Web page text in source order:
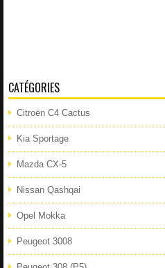
CATÉGORIES
Citroën C4 Cactus
Kia Sportage
Mazda CX-5
Nissan Qashqai
Opel Mokka
Peugeot 3008